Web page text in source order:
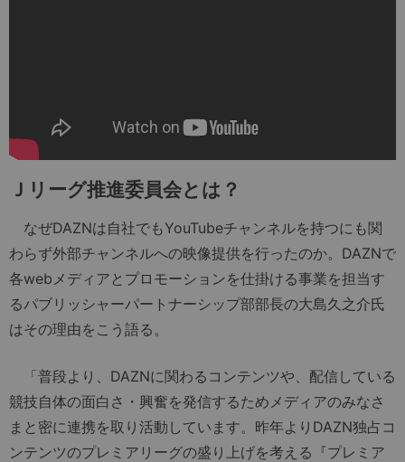
Ｊリーグ推進委員会とは？
なぜDAZNは自社でもYouTubeチャンネルを持つにも関
わらず外部チャンネルへの映像提供を行ったのか。DAZNで
各webメディアとプロモーションを仕掛ける事業を担当す
るパブリッシャーパートナーシップ部部長の大島久之介氏
はその理由をこう語る。
「普段より、DAZNに関わるコンテンツや、配信している
競技自体の面白さ・興奮を発信するためメディアのみなさ
まと密に連携を取り活動しています。昨年よりDAZN独占コ
ンテンツのプレミアリーグの盛り上げを考える『プレミア